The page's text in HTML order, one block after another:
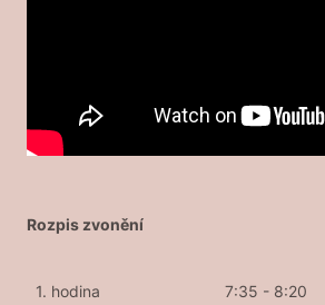
Rozpis zvonění
1. hodina 7:35 - 8:20